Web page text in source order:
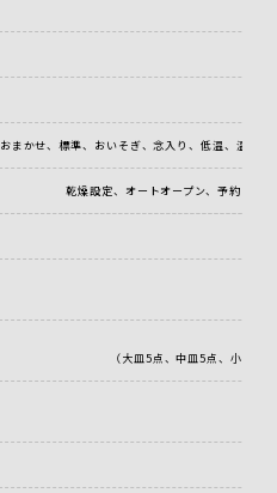
おまかせ、標準、おいそぎ、念入り、低温、温風乾
乾燥設定、オートオープン、予約
（大皿5点、中皿5点、小皿